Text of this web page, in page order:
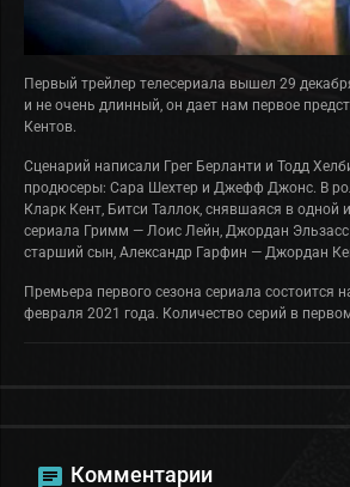
Первый трейлер телесериала вышел 29
и не очень длинный, он дает нам первое
Кентов.
Сценарий написали Грег Берланти и Тодд
продюсеры: Сара Шехтер и Джефф Джонс. В
Кларк Кент, Битси Таллок, снявшаяся в одной
сериала Гримм — Лоис Лейн, Джордан
старший сын, Александр Гарфин — Джордан
Премьера первого сезона сериала состоится
февраля 2021 года. Количество серий в
Комментарии